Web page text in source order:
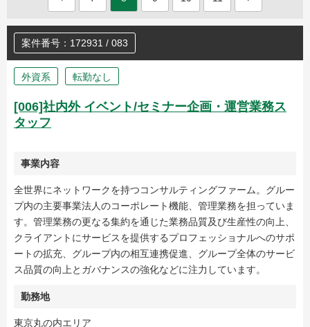
案件番号：172931 / 083
外資系 転勤なし
[006]社内外 イベント/セミナー企画・運営業務ス
タッフ
事業内容
全世界にネットワークを持つコンサルティングファーム。グルー
プ内の主要事業法人のコーポレート機能、管理業務を担っていま
す。管理業務の更なる集約を通じた業務品質及び生産性の向上、
クライアントにサービスを提供するプロフェッショナルへのサポ
ートの拡充、グループ内の相互連携促進、グループ全体のサービ
ス品質の向上とガバナンスの強化などに注力しています。
勤務地
東京丸の内エリア